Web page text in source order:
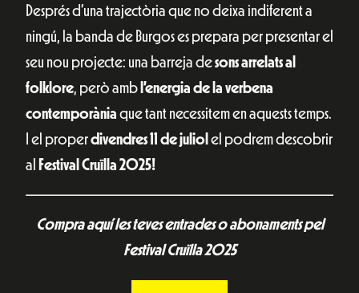
Després d’una trajectòria que no deixa indiferent a
ningú, la banda de Burgos es prepara per presentar el
seu nou projecte: una barreja desons arrelats al
folklore, però amb l’energia de la verbena
contemporània que tant necessitem en aquests temps.
I el properdivendres 11 de juliol el podrem descobrir
al Festival Cruïlla 2025!
Compra aquí les teves entrades o abonaments pel
Festival Cruïlla 2025